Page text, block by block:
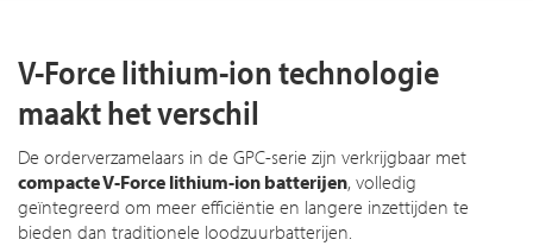
V-Force lithium-ion technologie
maakt het verschil
De orderverzamelaars in de GPC-serie zijn verkrijgbaar met
compacte V-Force lithium-ion batterijen, volledig
geïntegreerd om meer efficiëntie en langere inzettijden te
bieden dan traditionele loodzuurbatterijen.